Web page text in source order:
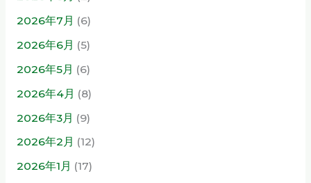
2026年7月 (6)
2026年6月 (5)
2026年5月 (6)
2026年4月 (8)
2026年3月 (9)
2026年2月 (12)
2026年1月 (17)